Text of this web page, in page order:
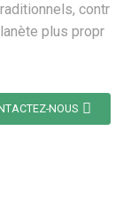
contr
plus propr
NOUS